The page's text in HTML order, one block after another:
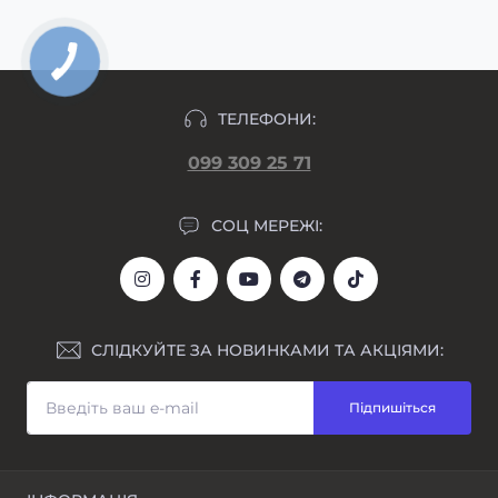
ТЕЛЕФОНИ:
099 309 25 71
СОЦ МЕРЕЖІ:
СЛІДКУЙТЕ ЗА НОВИНКАМИ ТА АКЦІЯМИ:
Підпишіться